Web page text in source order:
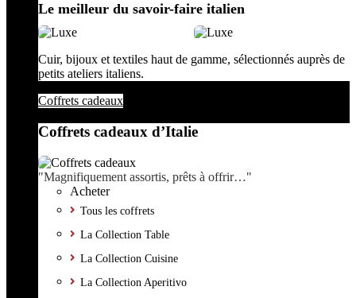
Le meilleur du savoir-faire italien
Cuir, bijoux et textiles haut de gamme, sélectionnés auprès de
petits ateliers italiens.
Coffrets cadeaux
Coffrets cadeaux d’Italie
"Magnifiquement assortis, prêts à offrir…"
Acheter
Tous les coffrets
La Collection Table
La Collection Cuisine
La Collection Aperitivo